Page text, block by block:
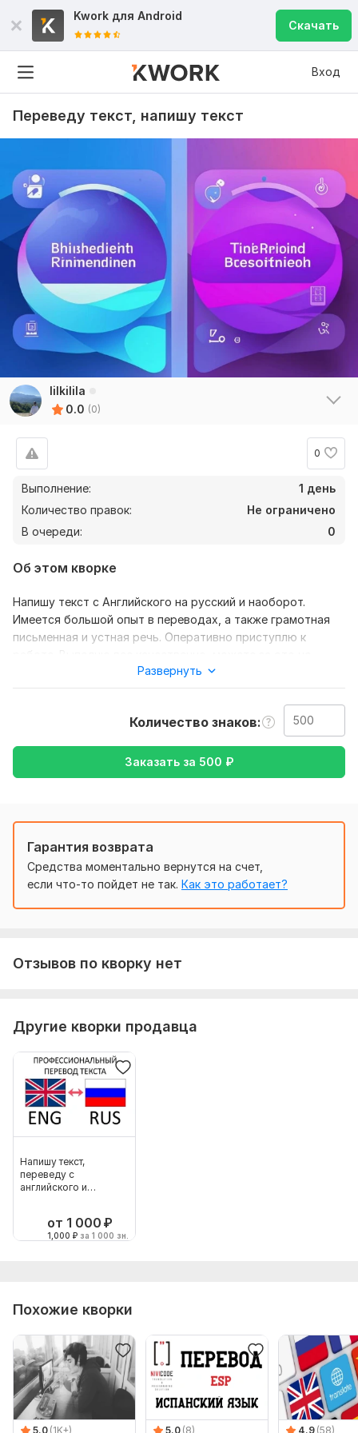
Kwork для Android
Скачать
Вход
Переведу текст, напишу текст
lilkilila
0.0 (0)
0
Выполнение:
1 день
Количество правок:
Не ограничено
В очереди:
0
Об этом кворке
Напишу текст с Английского на русский и наоборот.
Имеется большой опыт в переводах, а также грамотная
письменная и устная речь. Оперативно приступлю к
Чтобы выполнить ваш заказ, мне потребуется текст
( желательно в формате документа), а также
желаемый перевод ( с русского на Английский или
наоборот).
и развлечения,Спорт,Другое
Язык перевода:
с Русского на Английский
с Английского на Русский
Развернуть
Количество знаков
Заказать за 500 ₽
Гарантия возврата
Средства моментально вернутся на счет,
если что-то пойдет не так. Как это работает?
Отзывов по кворку нет
Другие кворки продавца
Напишу текст,
переведу с
английского и
от 1 000 ₽
1,000 ₽ за 1 000 зн.
Похожие кворки
5.0 (1K+) 5.0 (8) 4.9 (58)